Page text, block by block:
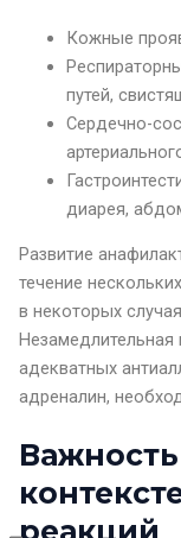
Кожные
путей,
Сердечно-
диарея,
Развитие
течение
в некоторых
адекватных
адреналин,
Важность
реакций